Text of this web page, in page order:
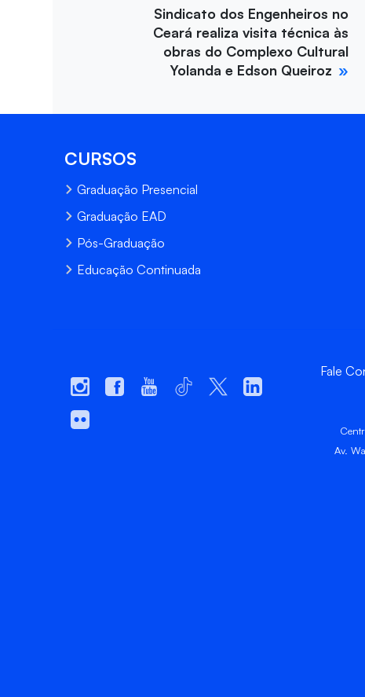
Sindicato dos Engenheiros no
Ceará realiza visita técnica às
obras do Complexo Cultural
Yolanda e Edson Queiroz
CURSOS
Graduação Presencial
Graduação EAD
Pós-Graduação
Educação Continuada
Fale
Av.